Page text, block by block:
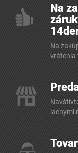
Na
Na
vrátenia
lacnými